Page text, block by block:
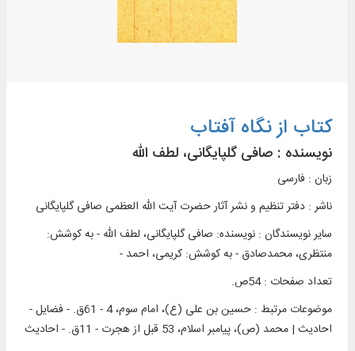
کتاب از نگاه آفتاب
نویسنده : صافی گلپایگانی، لطف‌ الله
زبان : فارسی
ناشر : دفتر تنظيم و نشر آثار حضرت آيت الله العظمی صافی گلپایگانی
سایر نویسندگان : نویسنده: صافی گلپایگانی، لطف‌ الله - به کوشش:
منتظری، محمدصادق - به کوشش: کریمی، احمد -
تعداد صفحات : 54ص.
موضوعات مرتبط :
حسین بن علی (ع)، امام سوم، 4 - 61ق. - فضایل -
احادیث | محمد (ص)، پیامبر اسلام، 53 قبل از هجرت - 11ق. - احادیث